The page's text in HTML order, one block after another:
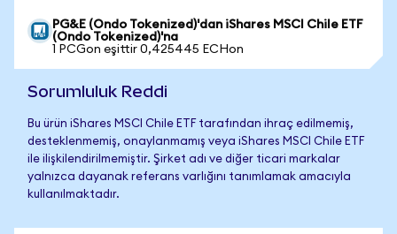
PG&E (Ondo Tokenized)'dan iShares MSCI Chile ETF
(Ondo Tokenized)'na
1 PCGon eşittir 0,425445 ECHon
Sorumluluk Reddi
Bu ürün iShares MSCI Chile ETF tarafından ihraç edilmemiş,
desteklenmemiş, onaylanmamış veya iShares MSCI Chile ETF
ile ilişkilendirilmemiştir. Şirket adı ve diğer ticari markalar
yalnızca dayanak referans varlığını tanımlamak amacıyla
kullanılmaktadır.